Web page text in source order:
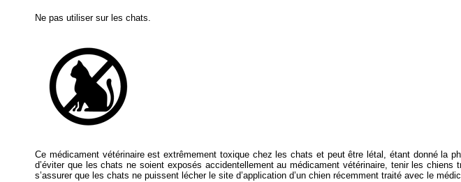
Ne pas utiliser sur les chats.
Ce médicament vétérinaire est extrêmement toxique chez les chats et peut être létal, étant donné la
d’éviter que les chats ne soient exposés accidentellement au médicament vétérinaire, tenir les
s’assurer que les chats ne puissent lécher le site d’application d’un chien récemment traité avec le